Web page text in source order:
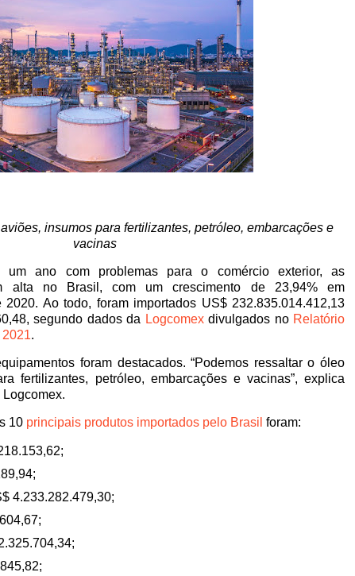
insumos para fertilizantes, petróleo, embarcações e
vacinas
um ano com problemas para o comércio exterior, as
alta no Brasil, com um crescimento de 23,94% em
Ao todo, foram importados US$ 232.835.014.412,13
segundo dados da Logcomexdivulgados no Relatório
.
foram destacados. “Podemos ressaltar o óleo
fertilizantes, petróleo, embarcações e vacinas”, explica
Logcomex.
10 principais produtos importados pelo Brasil foram:
4.233.282.479,30;